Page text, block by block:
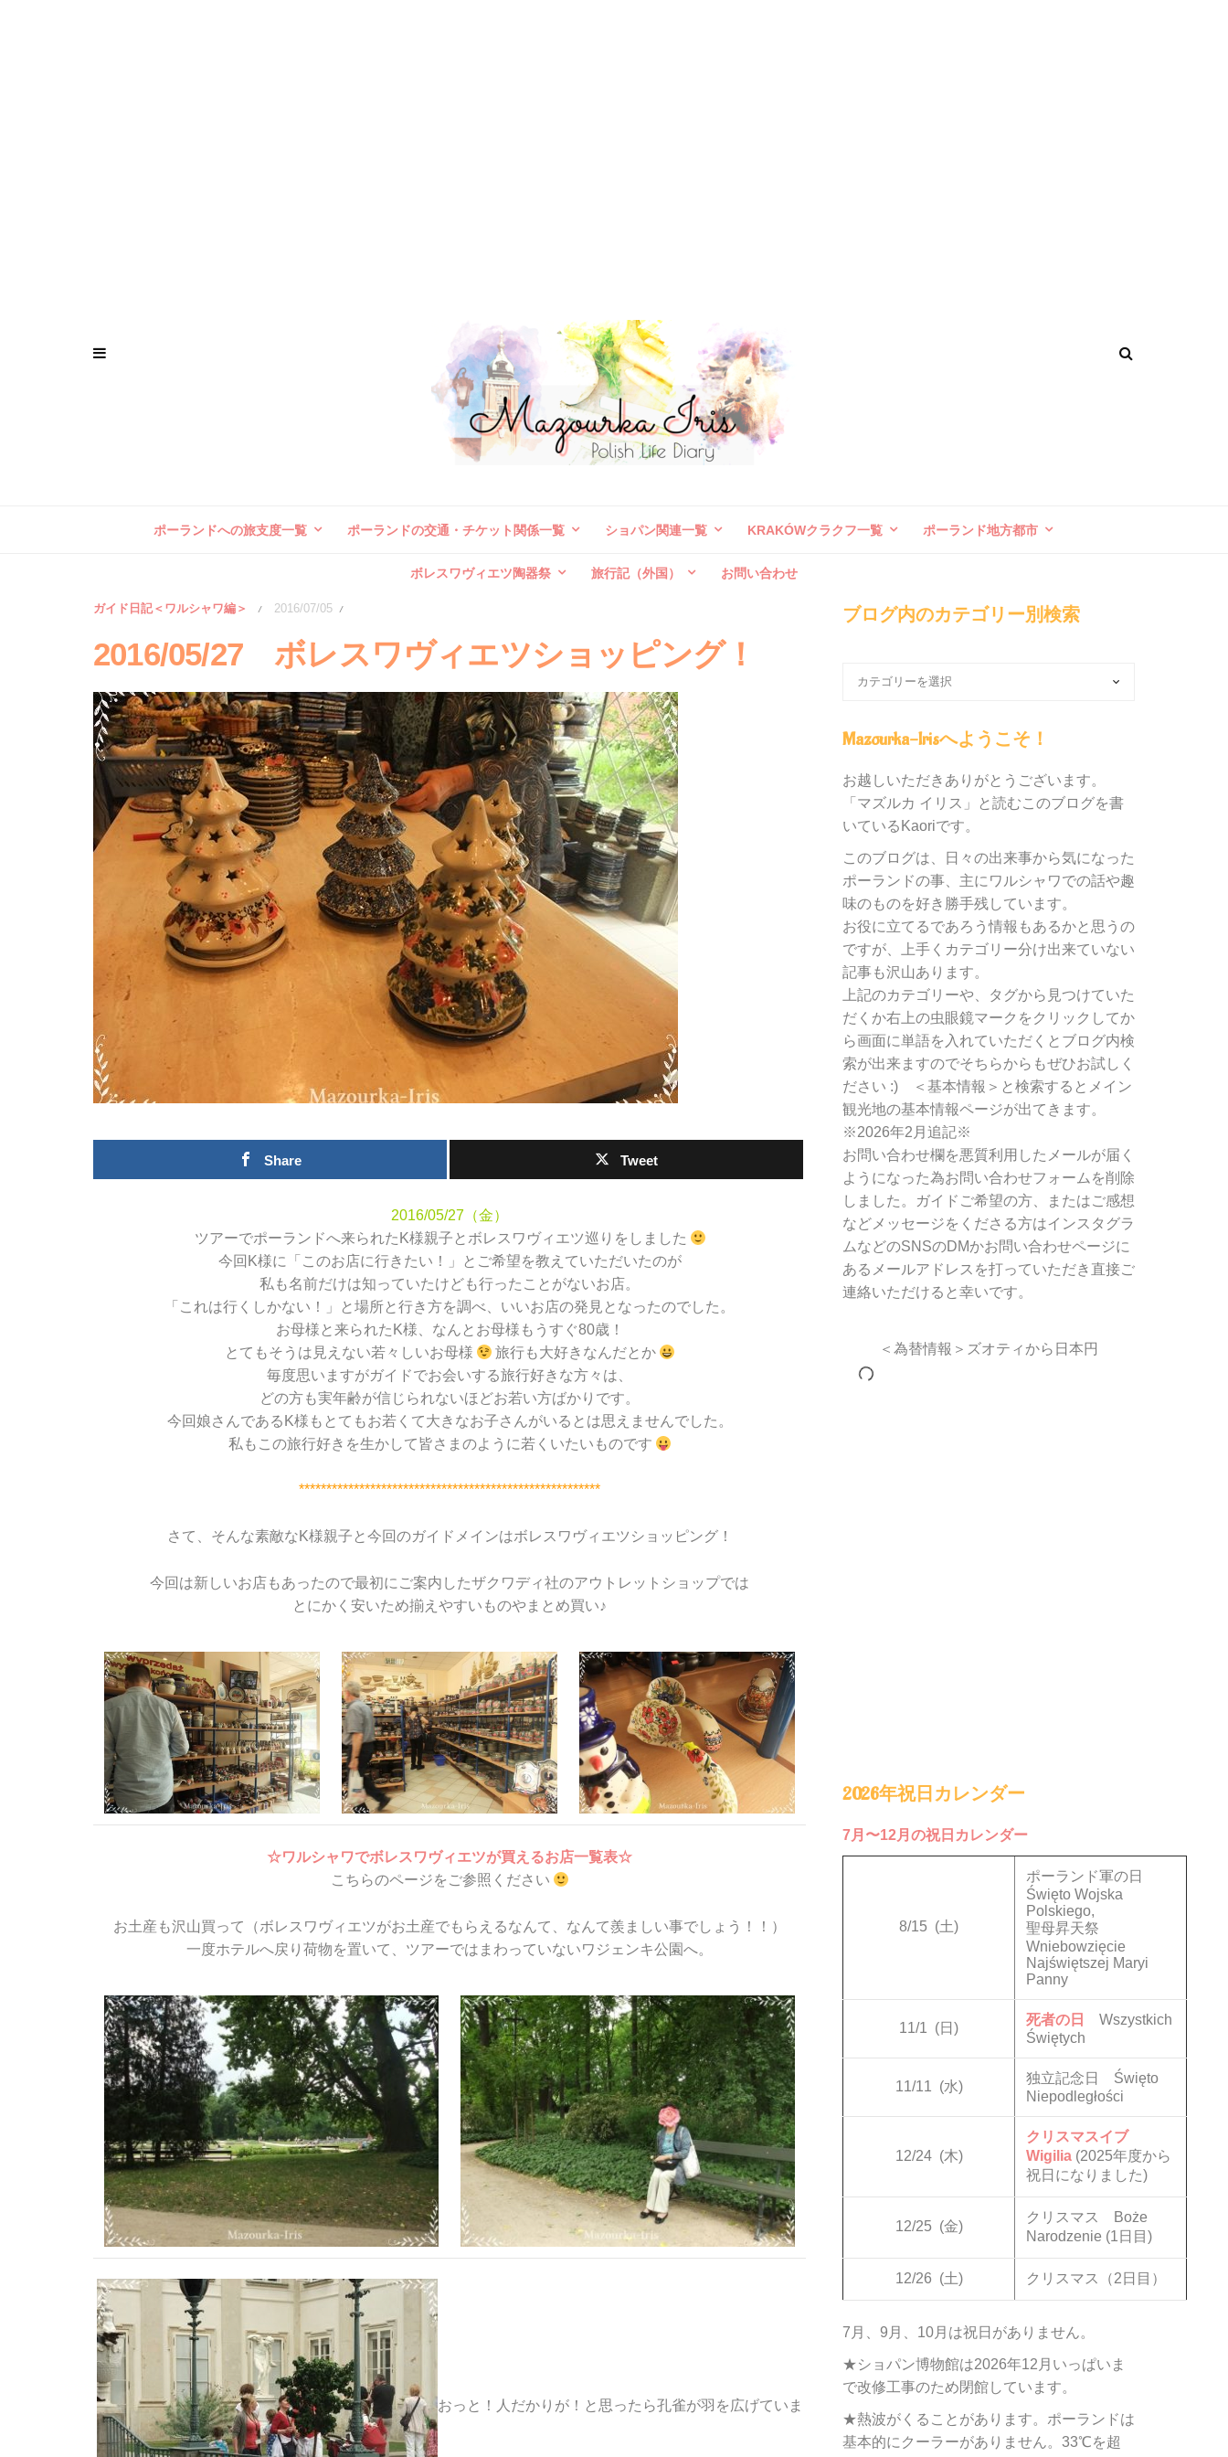
ポーランドへの旅支度一覧 ポーランドの交通・チケット関係一覧 ショパン関連一覧 KRAKÓWクラクフ一覧 ポーランド地方都市
ボレスワヴィエツ陶器祭 旅行記（外国） お問い合わせ
ガイド日記＜ワルシャワ編＞ / 2016/07/05 /
2016/05/27 ボレスワヴィエツショッピング！
Share Tweet
2016/05/27（金）
ツアーでポーランドへ来られたK様親子とボレスワヴィエツ巡りをしました
今回K様に「このお店に行きたい！」とご希望を教えていただいたのが
私も名前だけは知っていたけども行ったことがないお店。
「これは行くしかない！」と場所と行き方を調べ、いいお店の発見となったのでした。
お母様と来られたK様、なんとお母様もうすぐ80歳！
とてもそうは見えない若々しいお母様
旅行も大好きなんだとか
毎度思いますがガイドでお会いする旅行好きな方々は、
どの方も実年齢が信じられないほどお若い方ばかりです。
今回娘さんであるK様もとてもお若くて大きなお子さんがいるとは思えませんでした。
私もこの旅行好きを生かして皆さまのように若くいたいものです
*******************************************************
さて、そんな素敵なK様親子と今回のガイドメインはボレスワヴィエツショッピング！
今回は新しいお店もあったので最初にご案内したザクワディ社のアウトレットショップでは
とにかく安いため揃えやすいものやまとめ買い♪
☆ワルシャワでボレスワヴィエツが買えるお店一覧表☆
こちらのページをご参照ください
お土産も沢山買って（ボレスワヴィエツがお土産でもらえるなんて、なんて羨ましい事でしょう！！）
一度ホテルへ戻り荷物を置いて、ツアーではまわっていないワジェンキ公園へ。
おっと！人だかりが！と思ったら孔雀が羽を広げていま
ブログ内のカテゴリー別検索
内
の
テ
ゴ
リ
別
検
索
Mazourka-Irisへようこそ！
お越しいただきありがとうございます。
「マズルカ イリス」と読むこのブログを書
いているKaoriです。
このブログは、日々の出来事から気になった
ポーランドの事、主にワルシャワでの話や趣
味のものを好き勝手残しています。
お役に立てるであろう情報もあるかと思うの
ですが、上手くカテゴリー分け出来ていない
記事も沢山あります。
上記のカテゴリーや、タグから見つけていた
だくか右上の虫眼鏡マークをクリックしてか
ら画面に単語を入れていただくとブログ内検
索が出来ますのでそちらからもぜひお試しく
ださい :) ＜基本情報＞と検索するとメイン
観光地の基本情報ページが出てきます。
※2026年2月追記※
お問い合わせ欄を悪質利用したメールが届く
ようになった為お問い合わせフォームを削除
しました。ガイドご希望の方、またはご感想
などメッセージをくださる方はインスタグラ
ムなどのSNSのDMかお問い合わせページに
あるメールアドレスを打っていただき直接ご
連絡いただけると幸いです。
＜為替情報＞ズオティから日本円
2026年祝日カレンダー
7月〜12月の祝日カレンダー
8/15 (土)
ポーランド軍の日
Święto Wojska
Polskiego,
聖母昇天祭
Wniebowzięcie
Najświętszej Maryi
Panny
11/1 (日)
死者の日
Wszystkich
Świętych
11/11 (水)
独立記念日 Święto
Niepodległości
12/24 (木)
クリスマスイブ
Wigilia (2025年度から
祝日になりました)
12/25 (金)
クリスマス Boże
Narodzenie (1日目)
12/26 (土) クリスマス（2日目）
7月、9月、10月は祝日がありません。
★ショパン博物館は2026年12月いっぱいま
で改修工事のため閉館しています。
★熱波がくることがあります。ポーランドは
基本的にクーラーがありません。33℃を超